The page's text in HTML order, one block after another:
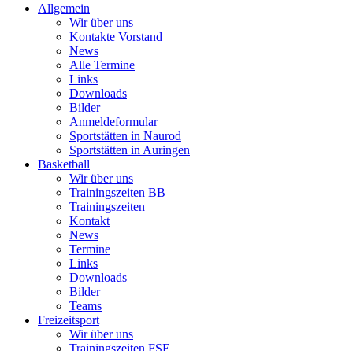
Allgemein
Wir über uns
Kontakte Vorstand
News
Alle Termine
Links
Downloads
Bilder
Anmeldeformular
Sportstätten in Naurod
Sportstätten in Auringen
Basketball
Wir über uns
Trainingszeiten BB
Trainingszeiten
Kontakt
News
Termine
Links
Downloads
Bilder
Teams
Freizeitsport
Wir über uns
Trainingszeiten FSE